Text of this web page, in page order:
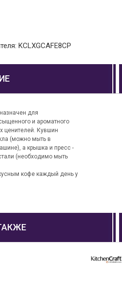
KCLXGCAFE8CP
для
и ароматного
ценителей. Кувшин
(можно мыть в
а крышка и пресс -
(необходимо мыть
кофе каждый день у